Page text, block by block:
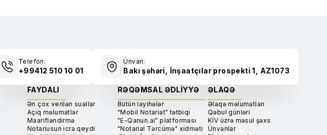
Telefon:
+99412 510 10 01
Ünvan:
Bakı şəhəri, İnşaatçılar prospekti 1, AZ1073
FAYDALI
Ən çox verilən suallar
Açıq məlumatlar
Maarifləndirmə
Notariusun icra qeydi
RƏQƏMSAL ƏDLIYYƏ
Bütün layihələr
"Mobil Notariat" tətbiqi
"E-Qanun.ai" platforması
"Notarial Tərcümə" xidməti
ƏLAQƏ
Əlaqə məlumatları
Qəbul günləri
KİV üzrə məsul şəxs
Ünvanlar